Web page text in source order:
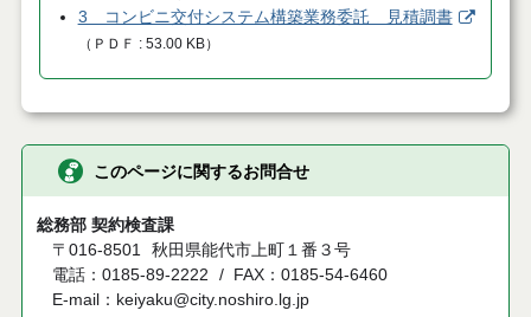
3 コンビニ交付システム構築業務委託 見積調書
（ ＰＤＦ 53.00 KB）
このページに関するお問合せ
総務部 契約検査課
〒016-8501 秋田県能代市上町１番３号
電話：0185-89-2222
FAX：0185-54-6460
E-mail：keiyaku@city.noshiro.lg.jp